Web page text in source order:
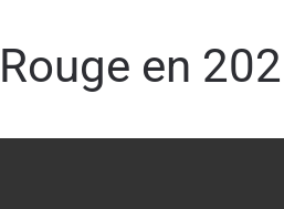
en